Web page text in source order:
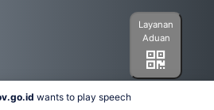
Layanan
Aduan
wants to play speech